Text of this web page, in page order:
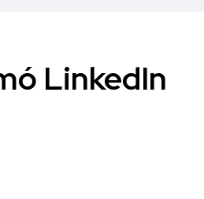
LinkedIn